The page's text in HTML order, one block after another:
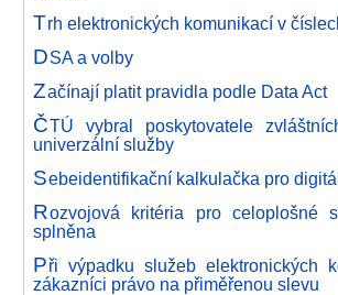
Trh elektronických komunikací v
DSA a volby
Začínají platit pravidla podle Data Act
ČTÚ vybral poskytovatele
univerzální služby
Sebeidentifikační kalkulačka pro
Rozvojová kritéria pro celoplošné
splněna
Při výpadku služeb elektronických
zákazníci právo na přiměřenou slevu